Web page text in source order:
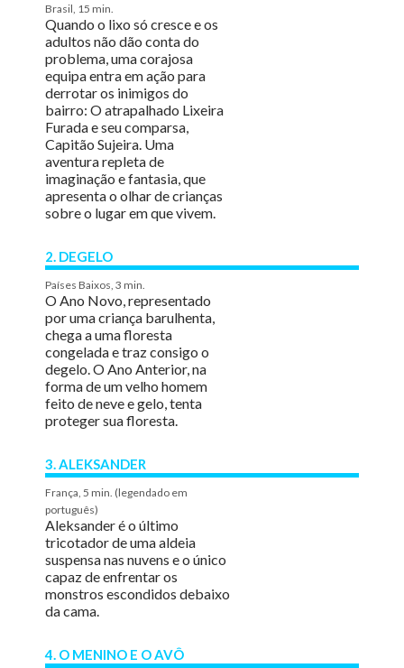
Brasil, 15 min.
Quando o lixo só cresce e os
adultos não dão conta do
problema, uma corajosa
equipa entra em ação para
derrotar os inimigos do
bairro: O atrapalhado Lixeira
Furada e seu comparsa,
Capitão Sujeira. Uma
aventura repleta de
imaginação e fantasia, que
apresenta o olhar de crianças
sobre o lugar em que vivem.
2. DEGELO
Países Baixos, 3 min.
O Ano Novo, representado
por uma criança barulhenta,
chega a uma floresta
congelada e traz consigo o
degelo. O Ano Anterior, na
forma de um velho homem
feito de neve e gelo, tenta
proteger sua floresta.
3. ALEKSANDER
França, 5 min. (legendado em
português)
Aleksander é o último
tricotador de uma aldeia
suspensa nas nuvens e o único
capaz de enfrentar os
monstros escondidos debaixo
da cama.
4. O MENINO E O AVÔ